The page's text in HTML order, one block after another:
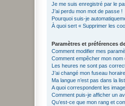
Je me suis enregistré par le
J’ai perdu mon mot de passe !
Pourquoi suis-je
À quoi sert « Supprimer les
Paramètres et préférences
Comment modifier mes
Comment empêcher mon
Les heures ne sont pas
J’ai changé mon fuseau
Ma langue n’est pas dans la
A quoi correspondent les
Comment puis-je afficher un
Qu’est-ce que mon rang et